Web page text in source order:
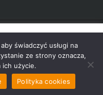
Resources ©
zgodę na używanie
przeglądarki.
Akceptuję
świadczyć usługi na
ze strony oznacza,
ich użycie.
Polityka cookies